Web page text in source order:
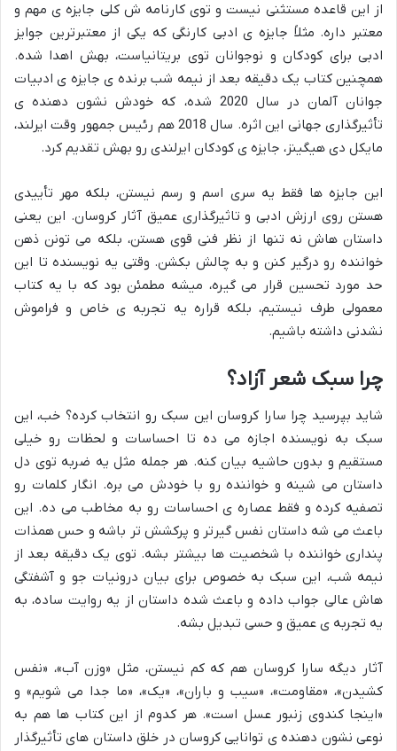
از این قاعده مستثنی نیست و توی کارنامه ش کلی جایزه ی مهم و
معتبر داره. مثلاً جایزه ی ادبی کارنگی که یکی از معتبرترین جوایز
ادبی برای کودکان و نوجوانان توی بریتانیاست، بهش اهدا شده.
همچنین کتاب یک دقیقه بعد از نیمه شب برنده ی جایزه ی ادبیات
جوانان آلمان در سال 2020 شده، که خودش نشون دهنده ی
تأثیرگذاری جهانی این اثره. سال 2018 هم رئیس جمهور وقت ایرلند،
مایکل دی هیگینز، جایزه ی کودکان ایرلندی رو بهش تقدیم کرد.
این جایزه ها فقط یه سری اسم و رسم نیستن، بلکه مهر تأییدی
هستن روی ارزش ادبی و تاثیرگذاری عمیق آثار کروسان. این یعنی
داستان هاش نه تنها از نظر فنی قوی هستن، بلکه می تونن ذهن
خواننده رو درگیر کنن و به چالش بکشن. وقتی یه نویسنده تا این
حد مورد تحسین قرار می گیره، میشه مطمئن بود که با یه کتاب
معمولی طرف نیستیم، بلکه قراره یه تجربه ی خاص و فراموش
نشدنی داشته باشیم.
چرا سبک شعر آزاد؟
شاید بپرسید چرا سارا کروسان این سبک رو انتخاب کرده؟ خب، این
سبک به نویسنده اجازه می ده تا احساسات و لحظات رو خیلی
مستقیم و بدون حاشیه بیان کنه. هر جمله مثل یه ضربه توی دل
داستان می شینه و خواننده رو با خودش می بره. انگار کلمات رو
تصفیه کرده و فقط عصاره ی احساسات رو به مخاطب می ده. این
باعث می شه داستان نفس گیرتر و پرکشش تر باشه و حس همذات
پنداری خواننده با شخصیت ها بیشتر بشه. توی یک دقیقه بعد از
نیمه شب، این سبک به خصوص برای بیان درونیات جو و آشفتگی
هاش عالی جواب داده و باعث شده داستان از یه روایت ساده، به
یه تجربه ی عمیق و حسی تبدیل بشه.
آثار دیگه سارا کروسان هم که کم نیستن، مثل «وزن آب»، «نفس
کشیدن»، «مقاومت»، «سیب و باران»، «یک»، «ما جدا می شویم» و
«اینجا کندوی زنبور عسل است». هر کدوم از این کتاب ها هم به
نوعی نشون دهنده ی توانایی کروسان در خلق داستان های تأثیرگذار